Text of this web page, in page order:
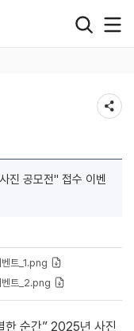
진 공모전" 접수 이벤
트_1.png
벤트_2.png
한 순간” 2025년 사진